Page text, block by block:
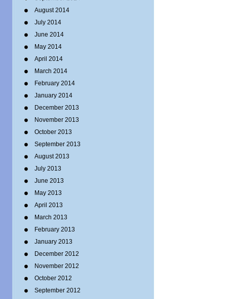
August 2014
July 2014
June 2014
May 2014
April 2014
March 2014
February 2014
January 2014
December 2013
November 2013
October 2013
September 2013
August 2013
July 2013
June 2013
May 2013
April 2013
March 2013
February 2013
January 2013
December 2012
November 2012
October 2012
September 2012